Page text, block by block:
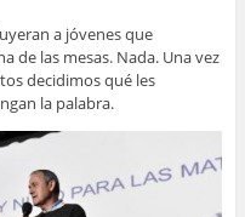
a jóvenes que
de las mesas. Nada. Una vez
decidimos qué les
la palabra.